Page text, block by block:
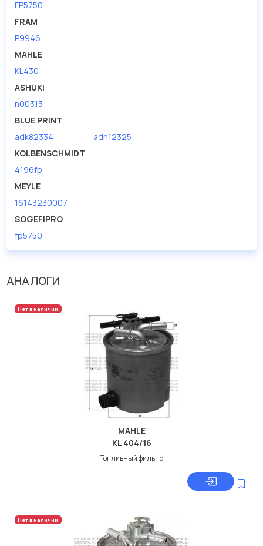
FP5750
FRAM
P9946
MAHLE
KL430
ASHUKI
n00313
BLUE PRINT
adk82334
adn12325
KOLBENSCHMIDT
4196fp
MEYLE
16143230007
SOGEFIPRO
fp5750
АНАЛОГИ
Нет в наличии
MAHLE
KL 404/16
Топливный фильтр
Нет в наличии